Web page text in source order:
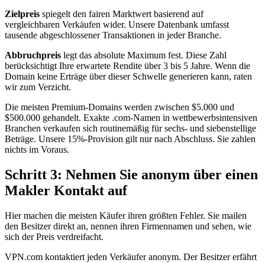
Zielpreis spiegelt den fairen Marktwert basierend auf
vergleichbaren Verkäufen wider. Unsere Datenbank umfasst
tausende abgeschlossener Transaktionen in jeder Branche.
Abbruchpreis legt das absolute Maximum fest. Diese Zahl
berücksichtigt Ihre erwartete Rendite über 3 bis 5 Jahre. Wenn die
Domain keine Erträge über dieser Schwelle generieren kann, raten
wir zum Verzicht.
Die meisten Premium-Domains werden zwischen $5.000 und
$500.000 gehandelt. Exakte .com-Namen in wettbewerbsintensiven
Branchen verkaufen sich routinemäßig für sechs- und siebenstellige
Beträge. Unsere 15%-Provision gilt nur nach Abschluss. Sie zahlen
nichts im Voraus.
Schritt 3: Nehmen Sie anonym über einen
Makler Kontakt auf
Hier machen die meisten Käufer ihren größten Fehler. Sie mailen
den Besitzer direkt an, nennen ihren Firmennamen und sehen, wie
sich der Preis verdreifacht.
VPN.com kontaktiert jeden Verkäufer anonym. Der Besitzer erfährt